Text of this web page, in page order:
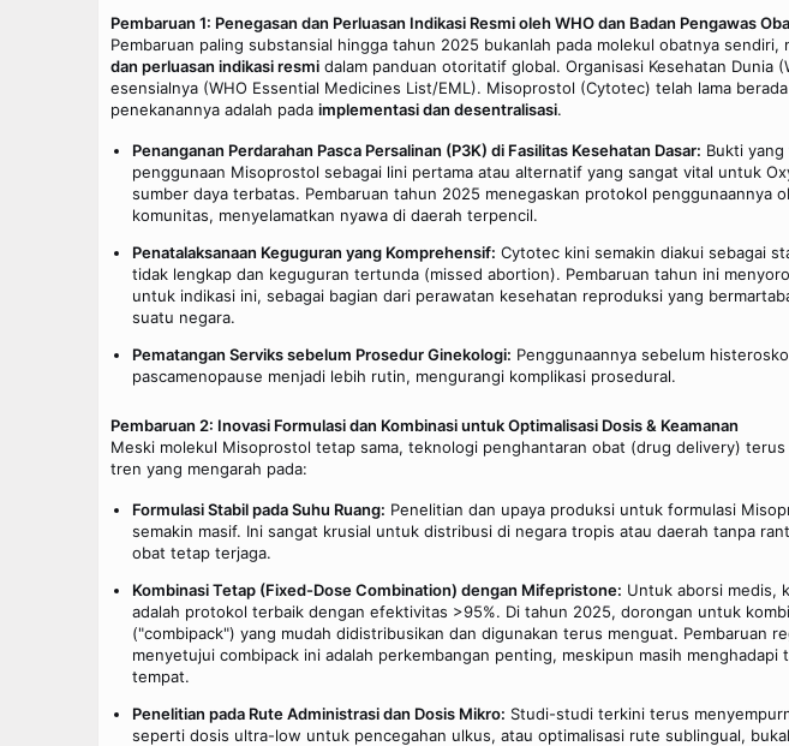
Pembaruan 1: Penegasan dan Perluasan Indikasi Resmi oleh WHO dan Badan Pengawas
Pembaruan paling substansial hingga tahun 2025 bukanlah pada molekul obatnya sendiri,
dan perluasan indikasi resmi dalam panduan otoritatif global. Organisasi Kesehatan Dunia
esensialnya (WHO Essential Medicines List/EML). Misoprostol (Cytotec) telah lama
penekanannya adalah pada implementasi dan desentralisasi.
Penanganan Perdarahan Pasca Persalinan (P3K) di Fasilitas Kesehatan Dasar: Bukti
penggunaan Misoprostol sebagai lini pertama atau alternatif yang sangat vital untuk
sumber daya terbatas. Pembaruan tahun 2025 menegaskan protokol penggunaannya
komunitas, menyelamatkan nyawa di daerah terpencil.
Penatalaksanaan Keguguran yang Komprehensif: Cytotec kini semakin diakui sebagai
tidak lengkap dan keguguran tertunda (missed abortion). Pembaruan tahun ini
untuk indikasi ini, sebagai bagian dari perawatan kesehatan reproduksi yang
suatu negara.
Pematangan Serviks sebelum Prosedur Ginekologi: Penggunaannya sebelum
pascamenopause menjadi lebih rutin, mengurangi komplikasi prosedural.
Pembaruan 2: Inovasi Formulasi dan Kombinasi untuk Optimalisasi Dosis & Keamanan
Meski molekul Misoprostol tetap sama, teknologi penghantaran obat (drug delivery)
tren yang mengarah pada:
Formulasi Stabil pada Suhu Ruang: Penelitian dan upaya produksi untuk formulasi
semakin masif. Ini sangat krusial untuk distribusi di negara tropis atau daerah tanpa
obat tetap terjaga.
Kombinasi Tetap (Fixed-Dose Combination) dengan Mifepristone: Untuk aborsi medis,
adalah protokol terbaik dengan efektivitas >95%. Di tahun 2025, dorongan untuk
("combipack") yang mudah didistribusikan dan digunakan terus menguat. Pembaruan
menyetujui combipack ini adalah perkembangan penting, meskipun masih
tempat.
Penelitian pada Rute Administrasi dan Dosis Mikro: Studi-studi terkini terus
seperti dosis ultra-low untuk pencegahan ulkus, atau optimalisasi rute sublingual,